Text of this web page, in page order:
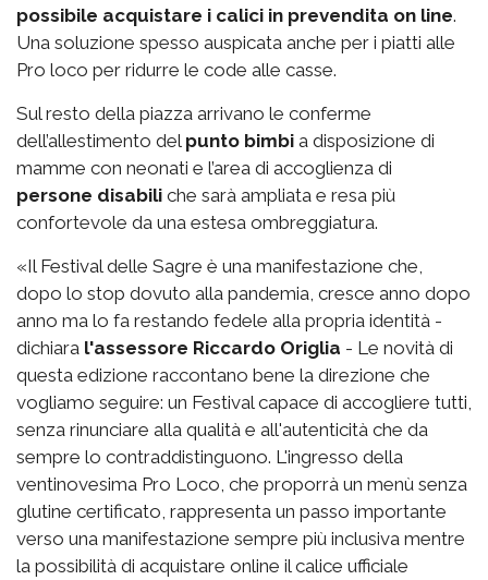
possibile acquistare i calici in prevendita on line.
Una soluzione spesso auspicata anche per i piatti alle
Pro loco per ridurre le code alle casse.
Sul resto della piazza arrivano le conferme
dell’allestimento del punto bimbi a disposizione di
mamme con neonati e l’area di accoglienza di
persone disabili che sarà ampliata e resa più
confortevole da una estesa ombreggiatura.
«Il Festival delle Sagre è una manifestazione che,
dopo lo stop dovuto alla pandemia, cresce anno dopo
anno ma lo fa restando fedele alla propria identità -
dichiara l'assessore Riccardo Origlia - Le novità di
questa edizione raccontano bene la direzione che
vogliamo seguire: un Festival capace di accogliere tutti,
senza rinunciare alla qualità e all'autenticità che da
sempre lo contraddistinguono. L'ingresso della
ventinovesima Pro Loco, che proporrà un menù senza
glutine certificato, rappresenta un passo importante
verso una manifestazione sempre più inclusiva mentre
la possibilità di acquistare online il calice ufficiale